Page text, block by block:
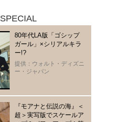
SPECIAL
80年代LA版「ゴシップ
ガール」×シリアルキラ
ー!?
提供：ウォルト・ディズニ
ー・ジャパン
『モアナと伝説の海』＜
超＞実写版でスケールア